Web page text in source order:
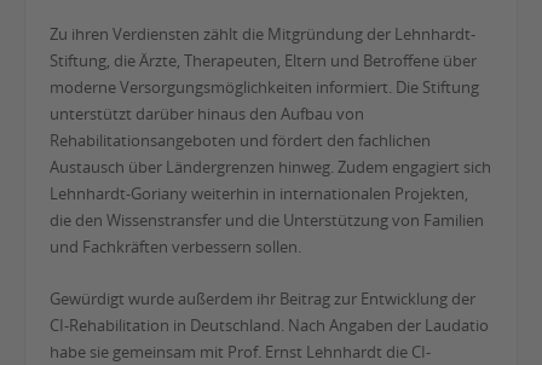
Zu ihren Verdiensten zählt die Mitgründung der Lehnhardt-
Stiftung, die Ärzte, Therapeuten, Eltern und Betroffene über
moderne Versorgungsmöglichkeiten informiert. Die Stiftung
unterstützt darüber hinaus den Aufbau von
Rehabilitationsangeboten und fördert den fachlichen
Austausch über Ländergrenzen hinweg. Zudem engagiert sich
Lehnhardt-Goriany weiterhin in internationalen Projekten,
die den Wissenstransfer und die Unterstützung von Familien
und Fachkräften verbessern sollen.
Gewürdigt wurde außerdem ihr Beitrag zur Entwicklung der
CI-Rehabilitation in Deutschland. Nach Angaben der Laudatio
habe sie gemeinsam mit Prof. Ernst Lehnhardt die CI-